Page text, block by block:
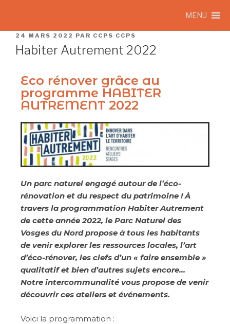
MENU
24 MARS 2022 PAR CCPS CCPS
Habiter Autrement 2022
Eco rénover grâce au
programme HABITER
AUTREMENT 2022
Un parc naturel engagé autour de l’éco-
rénovation et du respect du patrimoine ! À
travers la programmation Habiter Autrement
de cette année 2022, le Parc Naturel des
Vosges du Nord propose à tous les habitants
de venir explorer les ressources locales, l’art
d’éco-rénover, les clefs d’un « faire ensemble »
qualitatif et bien d’autres sujets encore…
Notre intercommunalité vous propose de venir
découvrir ces ateliers et événements.
Voici la programmation :